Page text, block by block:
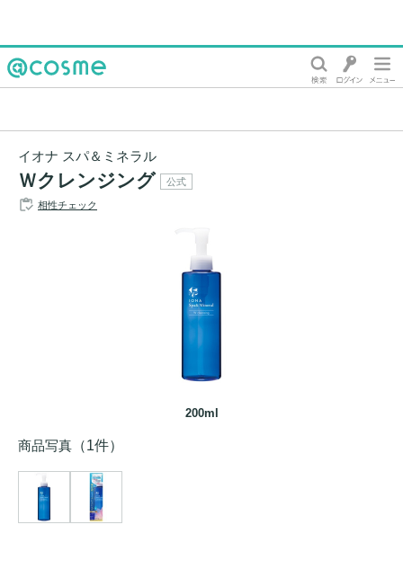
イオナ スパ＆ミネラル
Ｗクレンジング 公式
相性チェック
200ml
商品写真 （1件）